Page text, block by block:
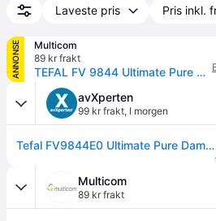
Laveste pris Pris inkl.
ANNONSE
Multicom
89 kr frakt
TEFAL FV 9844 Ultimate Pure Steam Iron (FV 9844)
avXperten
99 kr frakt, I morgen
Tefal FV9844E0 Ultimate Pure Dampstrykejern (3200W)
Multicom
89 kr frakt